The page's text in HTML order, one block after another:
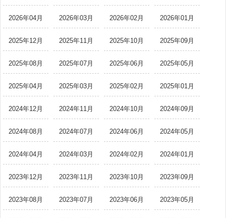
2026年04月 2026年03月 2026年02月 2026年01月
2025年12月 2025年11月 2025年10月 2025年09月
2025年08月 2025年07月 2025年06月 2025年05月
2025年04月 2025年03月 2025年02月 2025年01月
2024年12月 2024年11月 2024年10月 2024年09月
2024年08月 2024年07月 2024年06月 2024年05月
2024年04月 2024年03月 2024年02月 2024年01月
2023年12月 2023年11月 2023年10月 2023年09月
2023年08月 2023年07月 2023年06月 2023年05月